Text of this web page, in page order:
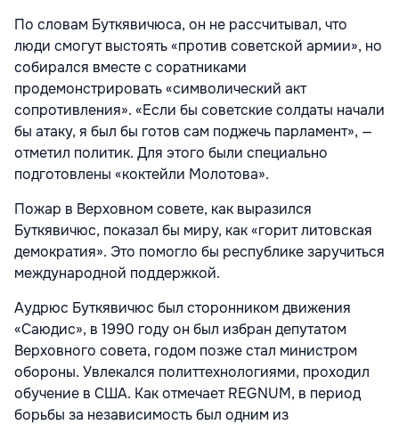
По словам Буткявичюса, он не рассчитывал, что
люди смогут выстоять «против советской армии», но
собирался вместе с соратниками
продемонстрировать «символический акт
сопротивления». «Если бы советские солдаты начали
бы атаку, я был бы готов сам поджечь парламент», —
отметил политик. Для этого были специально
подготовлены «коктейли Молотова».
Пожар в Верховном совете, как выразился
Буткявичюс, показал бы миру, как «горит литовская
демократия». Это помогло бы республике заручиться
международной поддержкой.
Аудрюс Буткявичюс был сторонником движения
«Саюдис», в 1990 году он был избран депутатом
Верховного совета, годом позже стал министром
обороны. Увлекался политтехнологиями, проходил
обучение в США. Как отмечает REGNUM, в период
борьбы за независимость был одним из